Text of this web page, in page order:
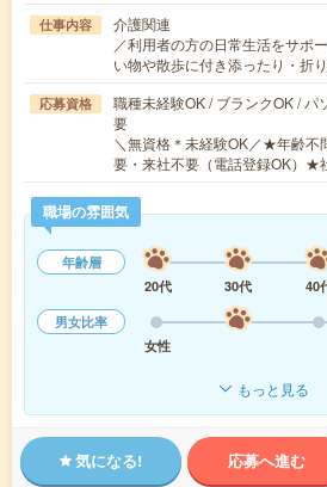
仕事内容
介護関連
／利用者の方の日常生活をサ
い物や散歩に付き添ったり・折
応募資格
職種未経験OK / ブランクOK / パ
要
＼無資格＊未経験OK／★年齢
要・来社不要（電話登録OK）★
職場の雰囲気
年齢層
20代
30代 40
男女比率
女性
もっと見る
気になる! 応募へ進む